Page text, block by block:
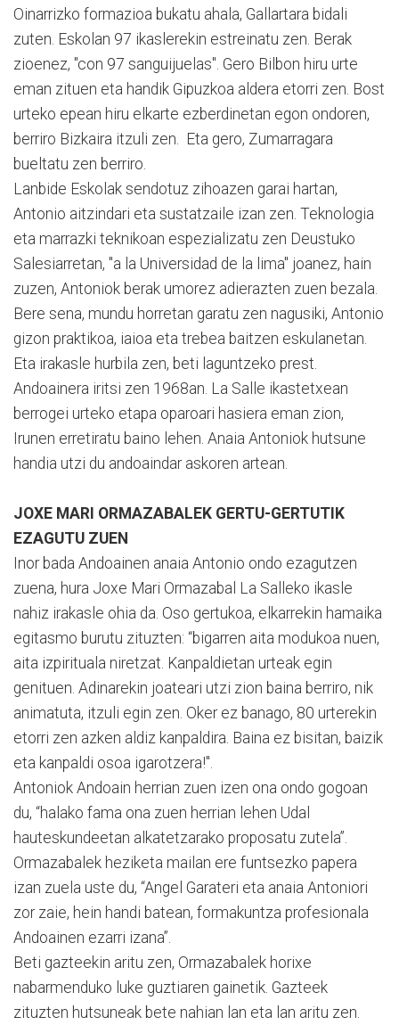
Oinarrizko formazioa bukatu ahala, Gallartara bidali
zuten. Eskolan 97 ikaslerekin estreinatu zen. Berak
zioenez, "con 97 sanguijuelas". Gero Bilbon hiru urte
eman zituen eta handik Gipuzkoa aldera etorri zen. Bost
urteko epean hiru elkarte ezberdinetan egon ondoren,
berriro Bizkaira itzuli zen. Eta gero, Zumarragara
bueltatu zen berriro.
Lanbide Eskolak sendotuz zihoazen garai hartan,
Antonio aitzindari eta sustatzaile izan zen. Teknologia
eta marrazki teknikoan espezializatu zen Deustuko
Salesiarretan, "a la Universidad de la lima" joanez, hain
zuzen, Antoniok berak umorez adierazten zuen bezala.
Bere sena, mundu horretan garatu zen nagusiki, Antonio
gizon praktikoa, iaioa eta trebea baitzen eskulanetan.
Eta irakasle hurbila zen, beti laguntzeko prest.
Andoainera iritsi zen 1968an. La Salle ikastetxean
berrogei urteko etapa oparoari hasiera eman zion,
Irunen erretiratu baino lehen. Anaia Antoniok hutsune
handia utzi du andoaindar askoren artean.
JOXE MARI ORMAZABALEK GERTU-GERTUTIK
EZAGUTU ZUEN
Inor bada Andoainen anaia Antonio ondo ezagutzen
zuena, hura Joxe Mari Ormazabal La Salleko ikasle
nahiz irakasle ohia da. Oso gertukoa, elkarrekin hamaika
egitasmo burutu zituzten: “bigarren aita modukoa nuen,
aita izpirituala niretzat. Kanpaldietan urteak egin
genituen. Adinarekin joateari utzi zion baina berriro, nik
animatuta, itzuli egin zen. Oker ez banago, 80 urterekin
etorri zen azken aldiz kanpaldira. Baina ez bisitan, baizik
eta kanpaldi osoa igarotzera!".
Antoniok Andoain herrian zuen izen ona ondo gogoan
du, “halako fama ona zuen herrian lehen Udal
hauteskundeetan alkatetzarako proposatu zutela”.
Ormazabalek heziketa mailan ere funtsezko papera
izan zuela uste du, “Angel Garateri eta anaia Antoniori
zor zaie, hein handi batean, formakuntza profesionala
Andoainen ezarri izana”.
Beti gazteekin aritu zen, Ormazabalek horixe
nabarmenduko luke guztiaren gainetik. Gazteek
zituzten hutsuneak bete nahian lan eta lan aritu zen.